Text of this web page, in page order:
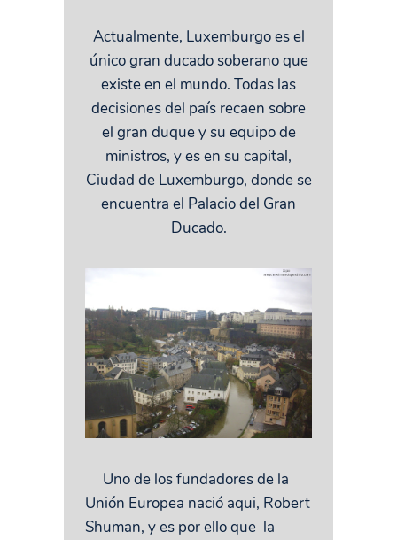
Actualmente, Luxemburgo es el
único gran ducado soberano que
existe en el mundo. Todas las
decisiones del país recaen sobre
el gran duque y su equipo de
ministros, y es en su capital,
Ciudad de Luxemburgo, donde se
encuentra el Palacio del Gran
Ducado.
Uno de los fundadores de la
Unión Europea nació aqui, Robert
Shuman, y es por ello que la